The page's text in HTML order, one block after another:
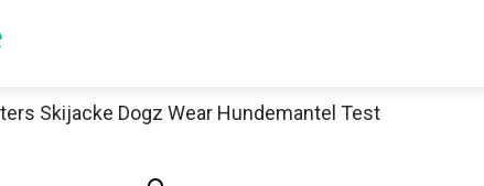
Skijacke Dogz Wear Hundemantel Test